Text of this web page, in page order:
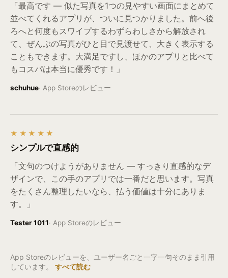
「最高です — 似た写真を1つの見やすい画面にまとめて
並べてくれるアプリが、ついに見つかりました。前へ後
ろへと何度もスワイプするわずらわしさから解放され
て、ぜんぶの写真がひと目で見渡せて、大きく表示する
こともできます。大満足ですし、ほかのアプリと比べて
もコスパは本当に優秀です！」
schuhue· App Storeのレビュー
★★★★★
シンプルで直感的
「文句のつけようがありません — すっきり直感的なデ
ザインで、この手のアプリでは一番だと思います。写真
をたくさん整理したいなら、払う価値は十分にありま
す。」
Tester 1011· App Storeのレビュー
App Storeのレビューを、ユーザー名ごと一字一句そのまま引用
しています。
すべて読む